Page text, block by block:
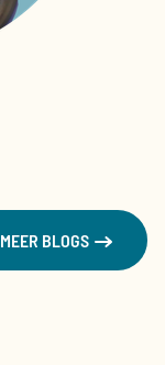
MEER BLOGS